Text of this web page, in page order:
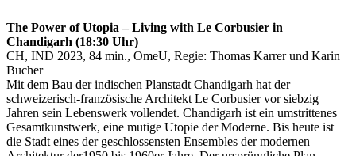
The Power of Utopia – Living with Le Corbusier in
Chandigarh (18:30 Uhr)
CH, IND 2023, 84 min., OmeU, Regie: Thomas Karrer und Karin
Bucher
Mit dem Bau der indischen Planstadt Chandigarh hat der
schweizerisch-französische Architekt Le Corbusier vor siebzig
Jahren sein Lebenswerk vollendet. Chandigarh ist ein umstrittenes
Gesamtkunstwerk, eine mutige Utopie der Moderne. Bis heute ist
die Stadt eines der geschlossensten Ensembles der modernen